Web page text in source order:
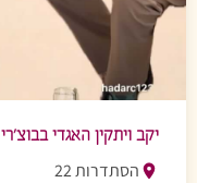
יקב ויתקין האגדי בבוצ’רי
הסתדרות 22